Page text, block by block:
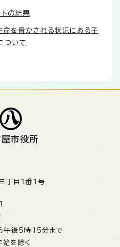
の結果
命を脅かされる状況にある子
ついて
市役所
丁目1番1号
午後5時15分まで
始を除く